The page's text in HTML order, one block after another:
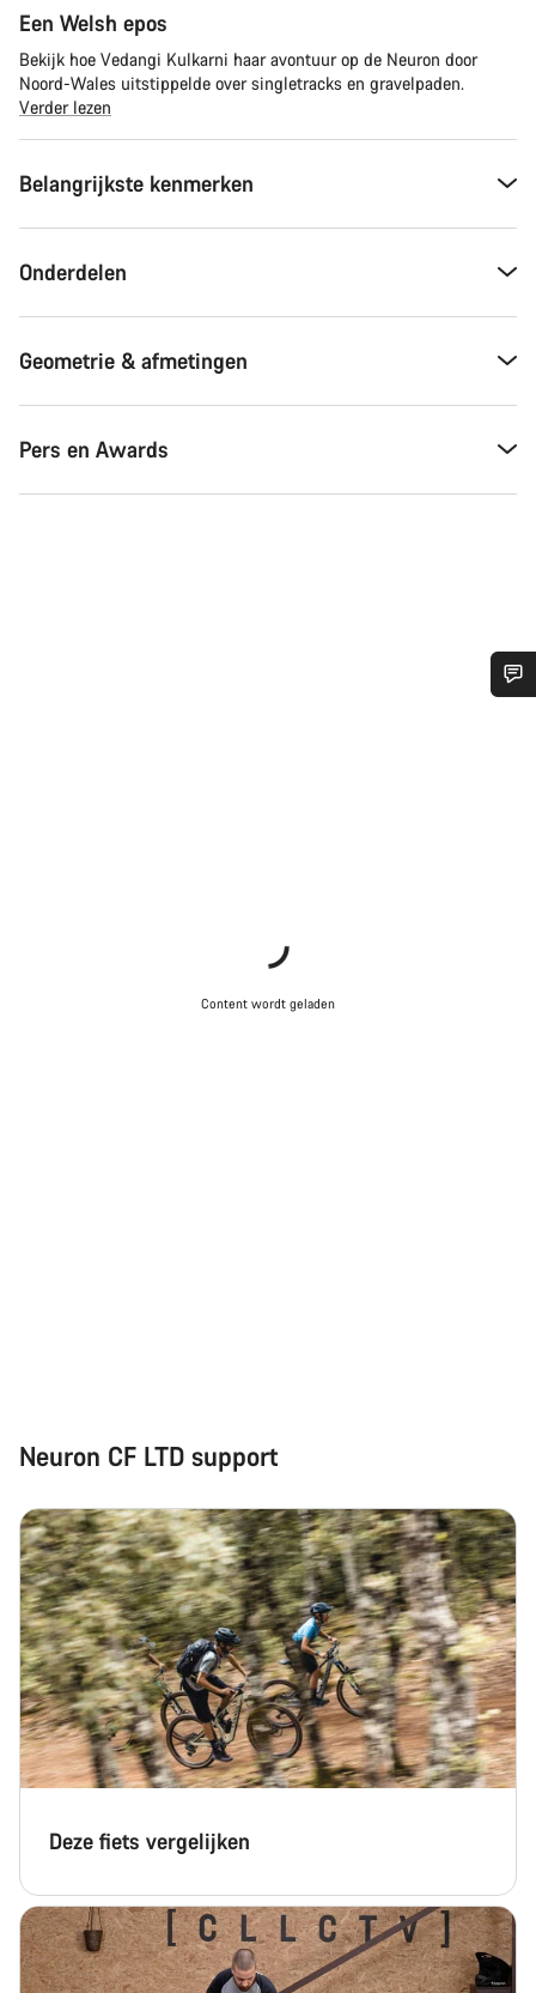
Een Welsh epos
Bekijk hoe Vedangi Kulkarni haar avontuur op de Neuron door
Noord-Wales uitstippelde over singletracks en gravelpaden.
Verder lezen
Belangrijkste kenmerken
Onderdelen
Geometrie & afmetingen
Pers en Awards
Content wordt geladen
Neuron CF LTD support
Deze fiets vergelijken